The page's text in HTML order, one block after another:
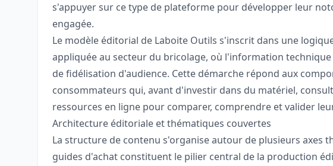
s'appuyer sur ce type de plateforme pour développer leur
engagée.
Le modèle éditorial de Laboite Outils s'inscrit dans une
appliquée au secteur du bricolage, où l'information
de fidélisation d'audience. Cette démarche répond aux
consommateurs qui, avant d'investir dans du matériel,
ressources en ligne pour comparer, comprendre et valider
Architecture éditoriale et thématiques couvertes
La structure de contenu s'organise autour de plusieurs axes
guides d'achat constituent le pilier central de la production